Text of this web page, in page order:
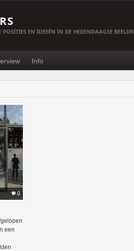
EN IDEEËN IN DE HEDENDAAGSE
Info
0
een